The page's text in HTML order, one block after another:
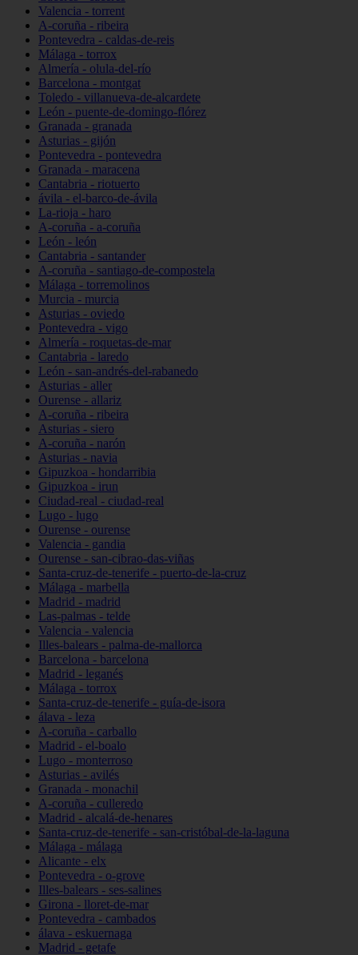
Valencia - torrent
A-coruña - ribeira
Pontevedra - caldas-de-reis
Málaga - torrox
Almería - olula-del-río
Barcelona - montgat
Toledo - villanueva-de-alcardete
León - puente-de-domingo-flórez
Granada - granada
Asturias - gijón
Pontevedra - pontevedra
Granada - maracena
Cantabria - riotuerto
ávila - el-barco-de-ávila
La-rioja - haro
A-coruña - a-coruña
León - león
Cantabria - santander
A-coruña - santiago-de-compostela
Málaga - torremolinos
Murcia - murcia
Asturias - oviedo
Pontevedra - vigo
Almería - roquetas-de-mar
Cantabria - laredo
León - san-andrés-del-rabanedo
Asturias - aller
Ourense - allariz
A-coruña - ribeira
Asturias - siero
A-coruña - narón
Asturias - navia
Gipuzkoa - hondarribia
Gipuzkoa - irun
Ciudad-real - ciudad-real
Lugo - lugo
Ourense - ourense
Valencia - gandia
Ourense - san-cibrao-das-viñas
Santa-cruz-de-tenerife - puerto-de-la-cruz
Málaga - marbella
Madrid - madrid
Las-palmas - telde
Valencia - valencia
Illes-balears - palma-de-mallorca
Barcelona - barcelona
Madrid - leganés
Málaga - torrox
Santa-cruz-de-tenerife - guía-de-isora
álava - leza
A-coruña - carballo
Madrid - el-boalo
Lugo - monterroso
Asturias - avilés
Granada - monachil
A-coruña - culleredo
Madrid - alcalá-de-henares
Santa-cruz-de-tenerife - san-cristóbal-de-la-laguna
Málaga - málaga
Alicante - elx
Pontevedra - o-grove
Illes-balears - ses-salines
Girona - lloret-de-mar
Pontevedra - cambados
álava - eskuernaga
Madrid - getafe